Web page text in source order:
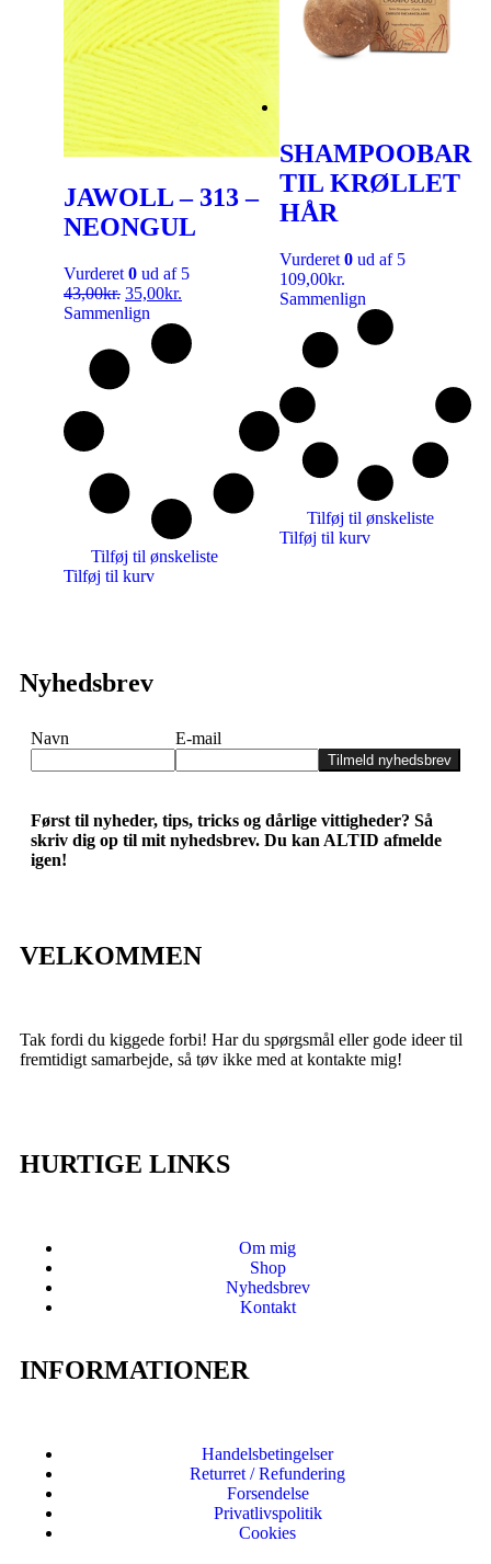
JAWOLL – 313 –
NEONGUL
Vurderet 0 ud af 5
43,00kr. 35,00kr.
Sammenlign
Tilføj til ønskeliste
Tilføj til kurv
SHAMPOOBAR
TIL KRØLLET
HÅR
Vurderet 0 ud af 5
109,00kr.
Sammenlign
Tilføj til ønskeliste
Tilføj til kurv
Nyhedsbrev
Navn E-mail
Tilmeld nyhedsbrev
Først til nyheder, tips, tricks og dårlige vittigheder? Så
skriv dig op til mit nyhedsbrev. Du kan ALTID afmelde
igen!
VELKOMMEN
Tak fordi du kiggede forbi! Har du spørgsmål eller gode ideer til
fremtidigt samarbejde, så tøv ikke med at kontakte mig!
HURTIGE LINKS
Om mig
Shop
Nyhedsbrev
Kontakt
INFORMATIONER
Handelsbetingelser
Returret / Refundering
Forsendelse
Privatlivspolitik
Cookies